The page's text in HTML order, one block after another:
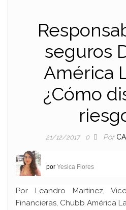
seguros
América
¿Cómo
21/12/2017 0 Por
por Yesica Flores
Por Leandro Martínez,
Financieras, Chubb América